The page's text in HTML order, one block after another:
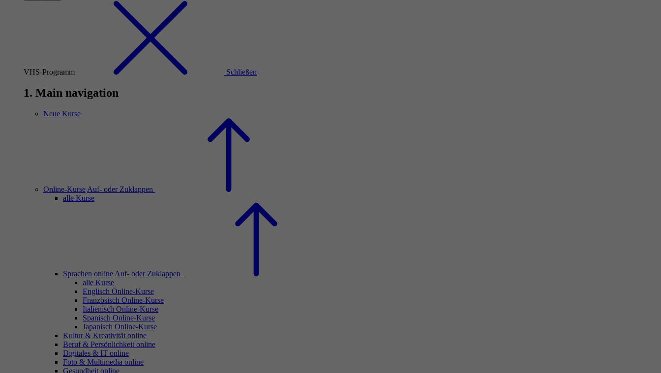
VHS-Programm Schließen
1. Main navigation
Neue Kurse
Online-Kurse Auf- oder Zuklappen
alle Kurse
Sprachen online Auf- oder Zuklappen
alle Kurse
Englisch Online-Kurse
Französisch Online-Kurse
Italienisch Online-Kurse
Spanisch Online-Kurse
Japanisch Online-Kurse
Kultur & Kreativität online
Beruf & Persönlichkeit online
Digitales & IT online
Foto & Multimedia online
Gesundheit online